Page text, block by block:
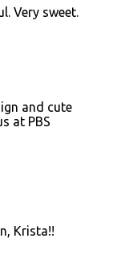
Very sweet.
and cute
at PBS
Krista!!